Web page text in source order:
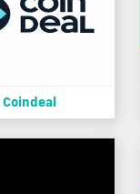
Coindeal